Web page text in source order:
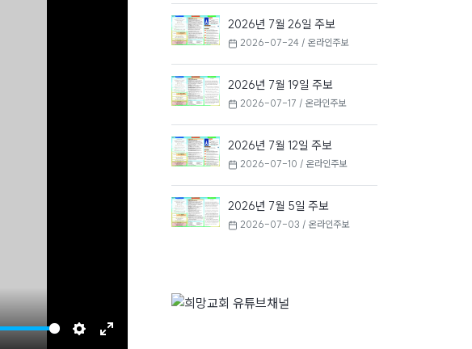
2026년 7월 26일 주보
2026-07-24 / 온라인주보
2026년 7월 19일 주보
2026-07-17 / 온라인주보
2026년 7월 12일 주보
2026-07-10 / 온라인주보
2026년 7월 5일 주보
2026-07-03 / 온라인주보